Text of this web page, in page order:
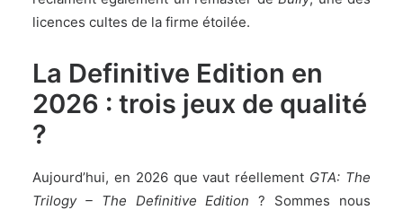
licences cultes de la firme étoilée.
La Definitive Edition en
2026 : trois jeux de qualité
?
Aujourd’hui, en 2026 que vaut réellement GTA: The
Trilogy – The Definitive Edition ? Sommes nous